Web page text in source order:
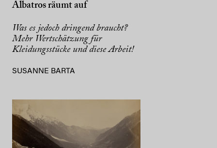
Albatros räumt auf
Was es jedoch dringend braucht?
Mehr Wertschätzung für
Kleidungsstücke und diese Arbeit!
SUSANNE BARTA